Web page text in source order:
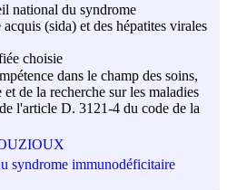
national du syndrome
(sida) et des hépatites virales
choisie
dans le champ des soins,
de la recherche sur les maladies
l'article D. 3121-4 du code de la
syndrome immunodéficitaire